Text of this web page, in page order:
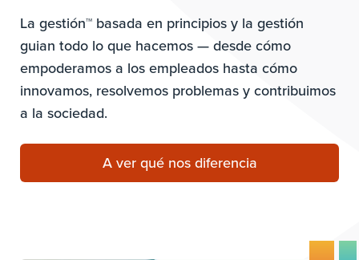
La gestión™ basada en principios y la gestión
guian todo lo que hacemos — desde cómo
empoderamos a los empleados hasta cómo
innovamos, resolvemos problemas y contribuimos
a la sociedad.
A ver qué nos diferencia